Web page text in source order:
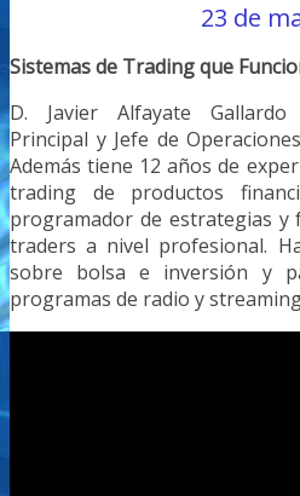
23 de
Sistemas de Trading que
D. Javier Alfayate Gallardo
Principal y Jefe de
Además tiene 12 años de
trading de productos
programador de estrategias
traders a nivel profesional.
sobre bolsa e inversión y
programas de radio y